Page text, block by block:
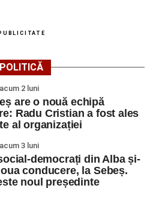
POLITICĂ
acum 2 luni
are o nouă echipă
Radu Cristian a fost ales
al organizației
acum 3 luni
democrați din Alba și-
conducere, la Sebeș.
noul președinte